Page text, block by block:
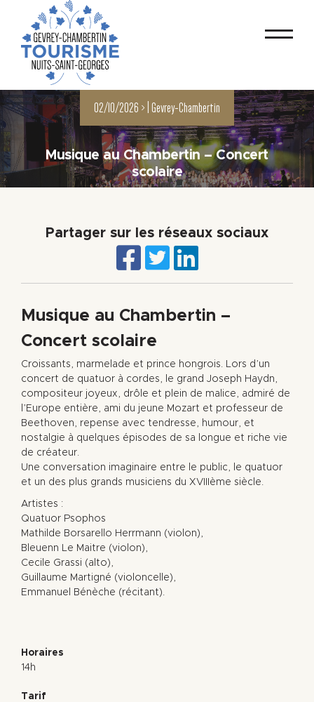
02/10/2026 > | Gevrey-Chambertin
Musique au Chambertin – Concert
scolaire
Partager sur les réseaux sociaux
Musique au Chambertin –
Concert scolaire
Croissants, marmelade et prince hongrois. Lors d’un
concert de quatuor à cordes, le grand Joseph Haydn,
compositeur joyeux, drôle et plein de malice, admiré de
l’Europe entière, ami du jeune Mozart et professeur de
Beethoven, repense avec tendresse, humour, et
nostalgie à quelques épisodes de sa longue et riche vie
de créateur.
Une conversation imaginaire entre le public, le quatuor
et un des plus grands musiciens du XVIIIème siècle.
Artistes :
Quatuor Psophos
Mathilde Borsarello Herrmann (violon),
Bleuenn Le Maitre (violon),
Cecile Grassi (alto),
Guillaume Martigné (violoncelle),
Emmanuel Bénèche (récitant).
Horaires
14h
Tarif